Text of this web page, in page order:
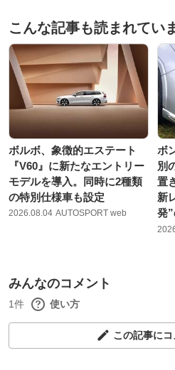
こんな記事も読まれてい
ボルボ、象徴的エステート
『V60』に新たなエントリー
モデルを導入。同時に2種類
の特別仕様車も設定
2026.08.04 AUTOSPORT web
ボ
別
置
新
発
みんなのコメント
1件 使い方
この記事に